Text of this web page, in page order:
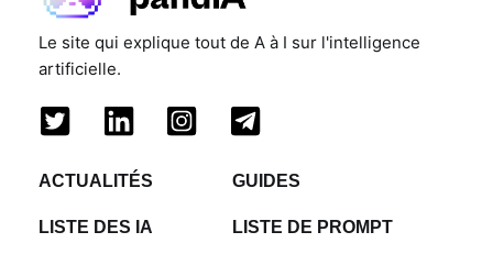
Le site qui explique tout de A à I sur l'intelligence
artificielle.
ACTUALITÉS GUIDES
LISTE DES IA LISTE DE PROMPT